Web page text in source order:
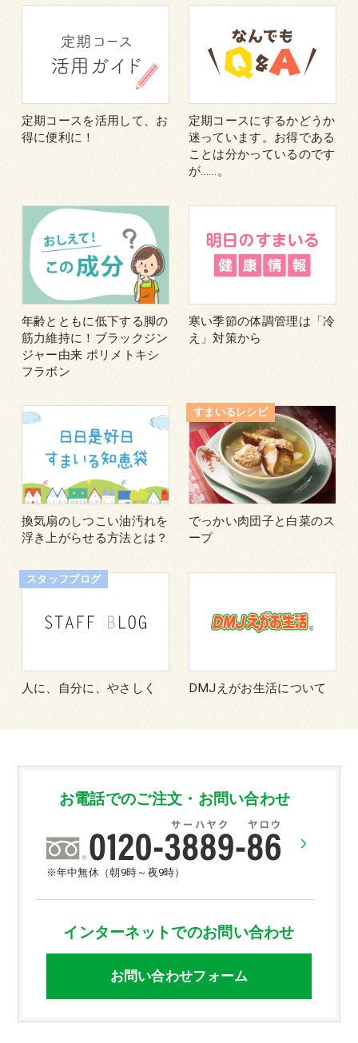
定期コースを活用して、お
得に便利に！
定期コースにするかどうか
迷っています。お得である
ことは分かっているのです
が……。
年齢とともに低下する脚の
筋力維持に！ブラックジン
ジャー由来 ポリメトキシ
フラボン
寒い季節の体調管理は「冷
え」対策から
換気扇のしつこい油汚れを
浮き上がらせる方法とは？
すまいるレシピ
でっかい肉団子と白菜のス
ープ
スタッフブログ
人に、自分に、やさしく DMJえがお生活について
お電話でのご注文・お問い合わせ
※年中無休（朝9時～夜9時）
インターネットでのお問い合わせ
お問い合わせフォーム